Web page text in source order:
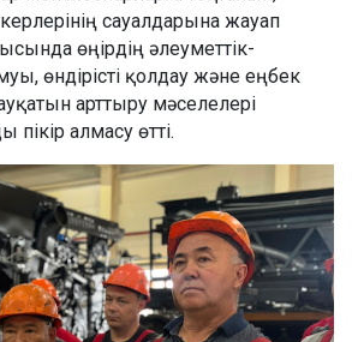
сауалдарына жауап
өңірдің әлеуметтік-
өндірісті қолдау және еңбек
арттыру мәселелері
алмасу өтті.